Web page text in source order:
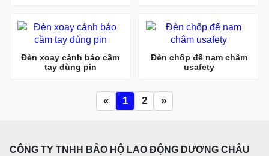
Đèn xoay cảnh báo cầm
tay dùng pin
Đèn chốp đế nam châm
usafety
« 1 2 »
CÔNG TY TNHH BẢO HỘ LAO ĐỘNG DƯƠNG CHÂU